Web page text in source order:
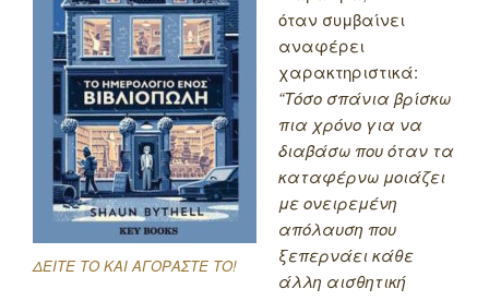
ΔΕΙΤΕ ΤΟ ΚΑΙ ΑΓΟΡΑΣΤΕ ΤΟ!
όταν συμβαίνει
αναφέρει
χαρακτηριστικά:
“Τόσο σπάνια βρίσκω
πια χρόνο για να
διαβάσω που όταν τα
καταφέρνω μοιάζει
με ονειρεμένη
απόλαυση που
ξεπερνάει κάθε
άλλη αισθητική